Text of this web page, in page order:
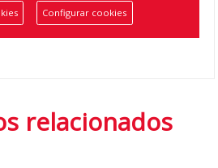
relacionados
Configurar cookies